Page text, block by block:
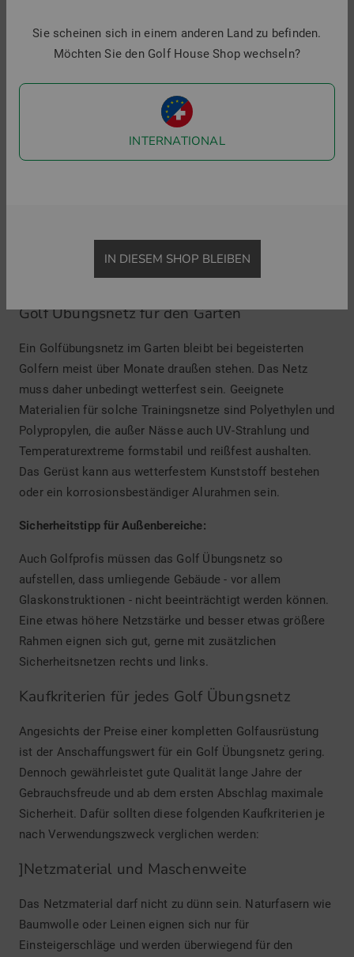
Zentimeter, also etwas kleiner als ein Golfball. Das Gerüst
muss auch Schläge an den Rahmen ohne Umfallen oder
Risiko von Beschädigungen und erleichtern das Auffinden
Sicherheitstipp für Innenräume:
Übungsnetz trainiert werden. Vor allem Anfänger
unterschätzen dabei oft die Kraftübertragung und damit
ausgelöste Bewegungsenergie des Golfballs.
Golf Übungsnetz für den Garten
Ein Golfübungsnetz im Garten bleibt bei begeisterten
Golfern meist über Monate draußen stehen. Das Netz
muss daher unbedingt wetterfest sein. Geeignete
Materialien für solche Trainingsnetze sind Polyethylen und
Polypropylen, die außer Nässe auch UV-Strahlung und
Temperaturextreme formstabil und reißfest aushalten.
Das Gerüst kann aus wetterfestem Kunststoff bestehen
oder ein korrosionsbeständiger Alurahmen sein.
Sicherheitstipp für Außenbereiche:
Auch Golfprofis müssen das Golf Übungsnetz so
aufstellen, dass umliegende Gebäude - vor allem
Glaskonstruktionen - nicht beeinträchtigt werden können.
Eine etwas höhere Netzstärke und besser etwas größere
Rahmen eignen sich gut, gerne mit zusätzlichen
Sicherheitsnetzen rechts und links.
Kaufkriterien für jedes Golf Übungsnetz
Angesichts der Preise einer kompletten Golfausrüstung
ist der Anschaffungswert für ein Golf Übungsnetz gering.
Dennoch gewährleistet gute Qualität lange Jahre der
Gebrauchsfreude und ab dem ersten Abschlag maximale
Sicherheit. Dafür sollten diese folgenden Kaufkriterien je
nach Verwendungszweck verglichen werden:
]Netzmaterial und Maschenweite
Das Netzmaterial darf nicht zu dünn sein. Naturfasern wie
Baumwolle oder Leinen eignen sich nur für
Einsteigerschläge und werden überwiegend für den
Sie scheinen sich in einem anderen Land zu befinden.
Möchten Sie den Golf House Shop wechseln?
INTERNATIONAL
IN DIESEM SHOP BLEIBEN